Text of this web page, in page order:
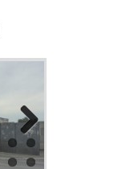
Next